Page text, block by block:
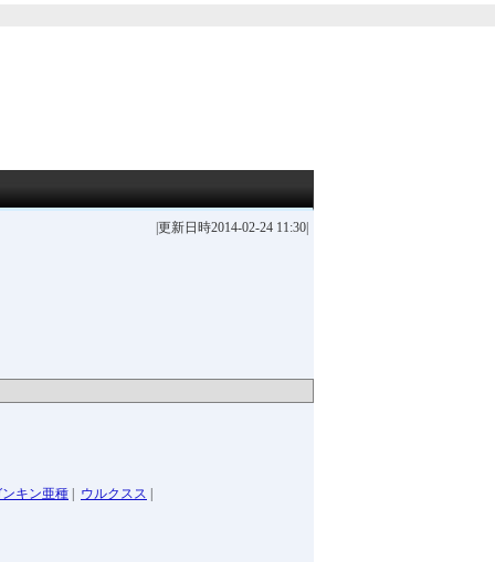
|更新日時2014-02-24 11:30|
キン亜種 ウルクスス